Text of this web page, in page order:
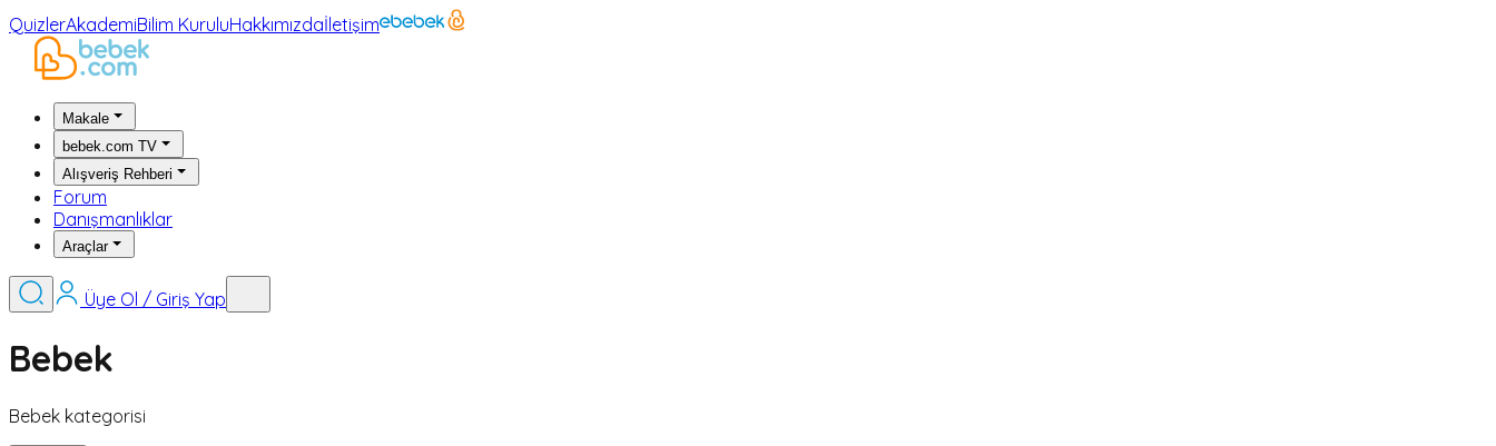
QuizlerAkademiBilim KuruluHakkımızdaİletişim
Makale
bebek.com TV
Alışveriş Rehberi
Forum
Danışmanlıklar
Araçlar
Üye Ol / Giriş Yap
Bebek
Bebek kategorisi